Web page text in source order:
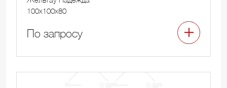
100x100x80
По запросу